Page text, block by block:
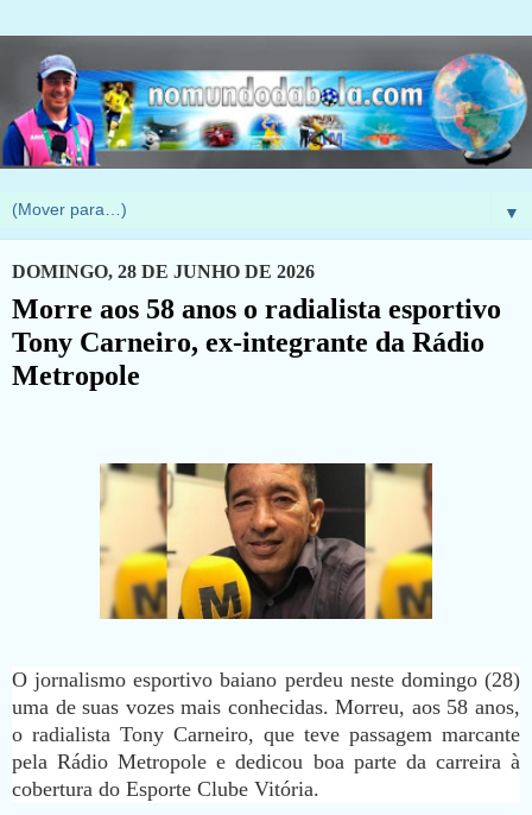
▼
DOMINGO, 28 DE JUNHO DE 2026
Morre aos 58 anos o radialista esportivo
Tony Carneiro, ex-integrante da Rádio
Metropole
O jornalismo esportivo baiano perdeu neste domingo (28)
uma de suas vozes mais conhecidas. Morreu, aos 58 anos,
o radialista Tony Carneiro, que teve passagem marcante
pela Rádio Metropole e dedicou boa parte da carreira à
cobertura do Esporte Clube Vitória.